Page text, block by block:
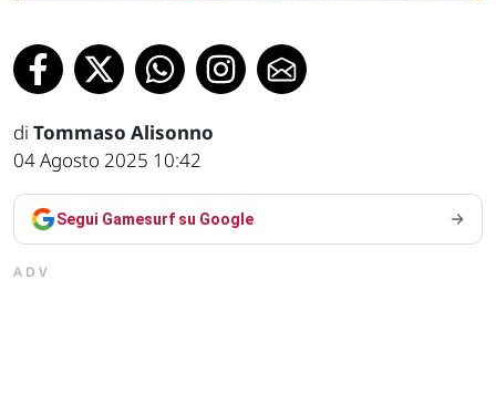
di Tommaso Alisonno
04 Agosto 2025 10:42
Segui Gamesurf su Google
ADV